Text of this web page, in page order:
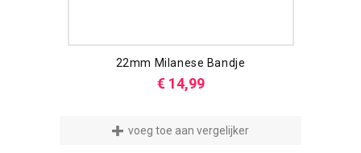
22mm Milanese Bandje
€ 14,99Prijs
voeg toe aan vergelijker